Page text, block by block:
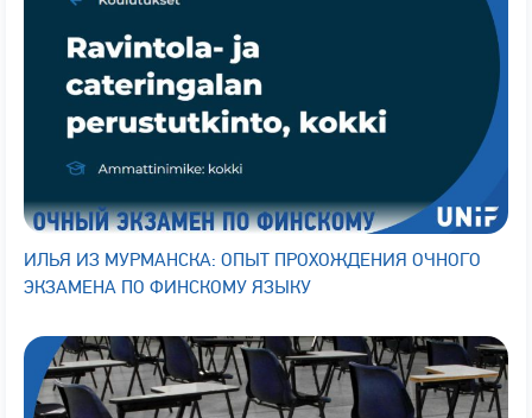
ИЛЬЯ ИЗ МУРМАНСКА: ОПЫТ ПРОХОЖДЕНИЯ ОЧНОГО
ЭКЗАМЕНА ПО ФИНСКОМУ ЯЗЫКУ